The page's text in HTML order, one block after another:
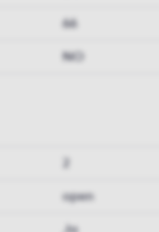
66
NO
open